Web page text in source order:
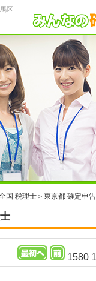
区
国 税理士 ＞ 東京都 確定申告
1580